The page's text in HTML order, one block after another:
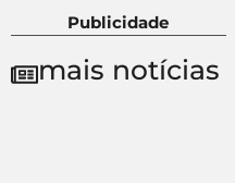
Publicidade
mais notícias